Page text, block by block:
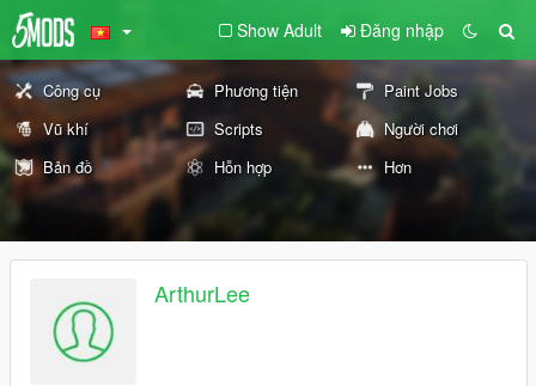
Show Adult Đăng nhập
Công cụ Phương tiện
Paint Jobs
Vũ khí
Scripts
Người chơi
Bản đồ
Hỗn hợp Hơn
ArthurLee